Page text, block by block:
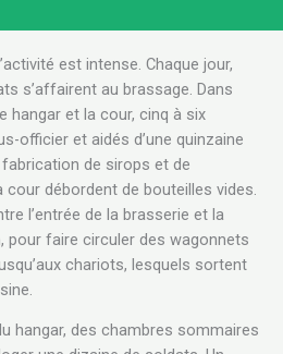
est intense. Chaque jour,
s’affairent au brassage. Dans
hangar et la cour, cinq à six
officier et aidés d’une quinzaine
de sirops et de
cour débordent de bouteilles vides.
l’entrée de la brasserie et la
pour faire circuler des wagonnets
chariots, lesquels sortent
hangar, des chambres sommaires